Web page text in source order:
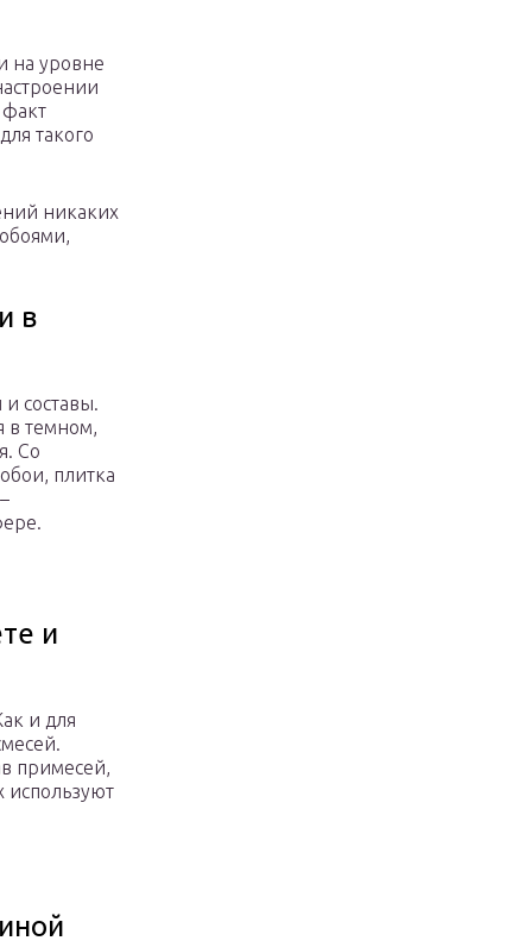
на уровне
такого
никаких
в
составы.
в темном,
Со
плитка
и
и для
примесей,
используют